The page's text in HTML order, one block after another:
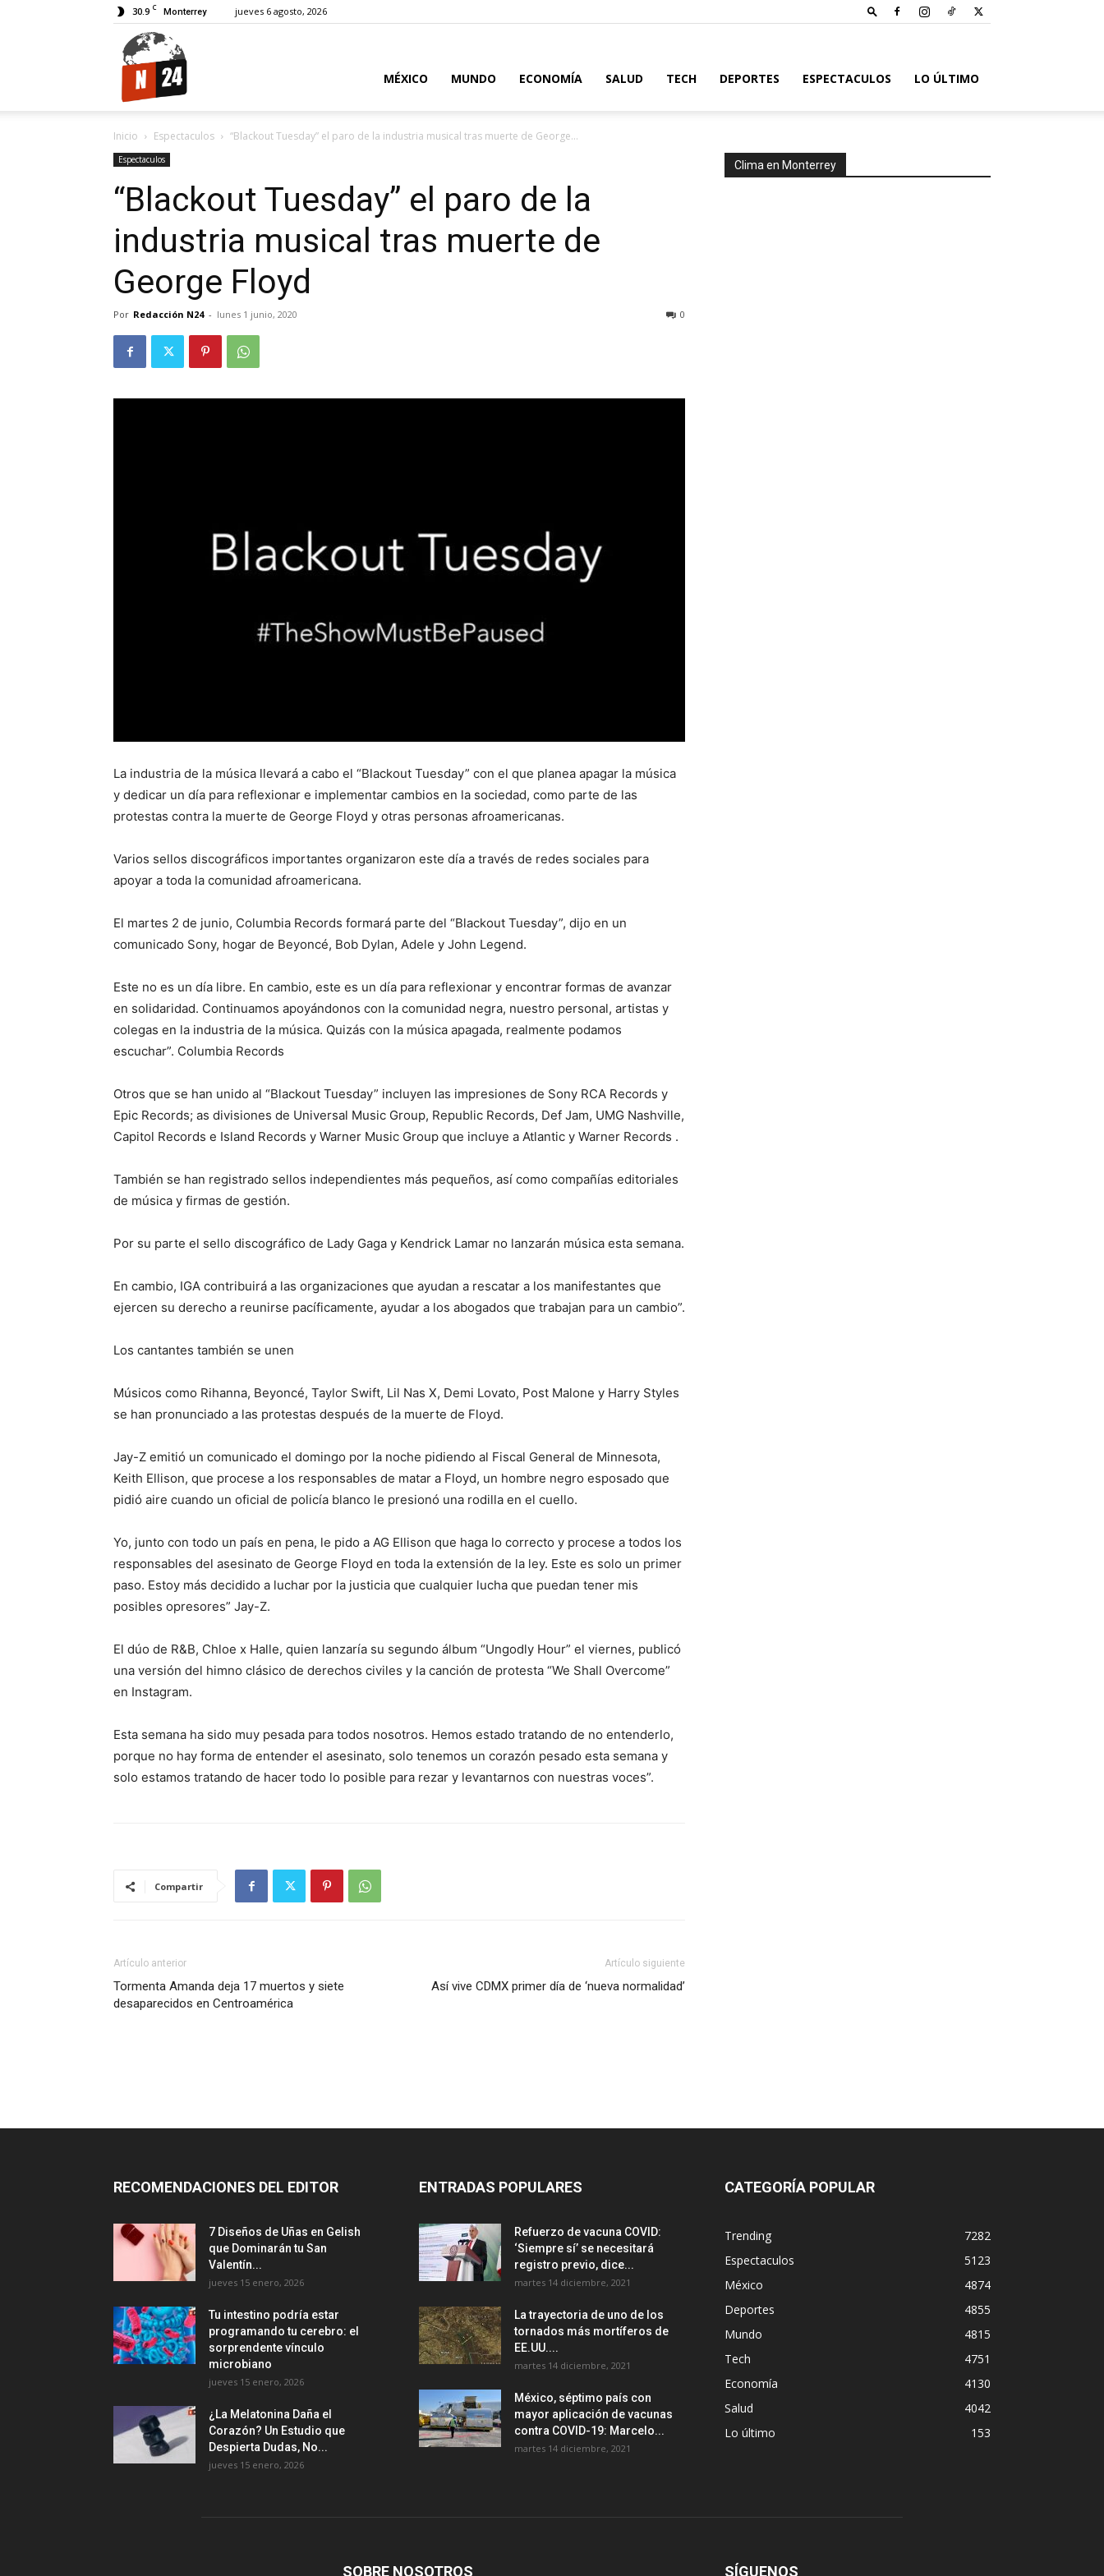
30.9 C Monterrey jueves 6 agosto, 2026
MÉXICO MUNDO ECONOMÍA SALUD TECH DEPORTES ESPECTACULOS LO ÚLTIMO
Inicio Espectaculos “Blackout Tuesday” el paro de la industria musical tras muerte de George...
Espectaculos
“Blackout Tuesday” el paro de la
industria musical tras muerte de
George Floyd
Por Redacción N24 - lunes 1 junio, 2020 0
La industria de la música llevará a cabo el “Blackout Tuesday” con el que planea apagar la música
y dedicar un día para reflexionar e implementar cambios en la sociedad, como parte de las
protestas contra la muerte de George Floyd y otras personas afroamericanas.
Varios sellos discográficos importantes organizaron este día a través de redes sociales para
apoyar a toda la comunidad afroamericana.
El martes 2 de junio, Columbia Records formará parte del “Blackout Tuesday”, dijo en un
comunicado Sony, hogar de Beyoncé, Bob Dylan, Adele y John Legend.
Este no es un día libre. En cambio, este es un día para reflexionar y encontrar formas de avanzar
en solidaridad. Continuamos apoyándonos con la comunidad negra, nuestro personal, artistas y
colegas en la industria de la música. Quizás con la música apagada, realmente podamos
escuchar”. Columbia Records
Otros que se han unido al “Blackout Tuesday” incluyen las impresiones de Sony RCA Records y
Epic Records; as divisiones de Universal Music Group, Republic Records, Def Jam, UMG Nashville,
Capitol Records e Island Records y Warner Music Group que incluye a Atlantic y Warner Records .
También se han registrado sellos independientes más pequeños, así como compañías editoriales
de música y firmas de gestión.
Por su parte el sello discográfico de Lady Gaga y Kendrick Lamar no lanzarán música esta semana.
En cambio, IGA contribuirá a las organizaciones que ayudan a rescatar a los manifestantes que
ejercen su derecho a reunirse pacíficamente, ayudar a los abogados que trabajan para un cambio”.
Los cantantes también se unen
Músicos como Rihanna, Beyoncé, Taylor Swift, Lil Nas X, Demi Lovato, Post Malone y Harry Styles
se han pronunciado a las protestas después de la muerte de Floyd.
Jay-Z emitió un comunicado el domingo por la noche pidiendo al Fiscal General de Minnesota,
Keith Ellison, que procese a los responsables de matar a Floyd, un hombre negro esposado que
pidió aire cuando un oficial de policía blanco le presionó una rodilla en el cuello.
Yo, junto con todo un país en pena, le pido a AG Ellison que haga lo correcto y procese a todos los
responsables del asesinato de George Floyd en toda la extensión de la ley. Este es solo un primer
paso. Estoy más decidido a luchar por la justicia que cualquier lucha que puedan tener mis
posibles opresores” Jay-Z.
El dúo de R&B, Chloe x Halle, quien lanzaría su segundo álbum “Ungodly Hour” el viernes, publicó
una versión del himno clásico de derechos civiles y la canción de protesta “We Shall Overcome”
en Instagram.
Esta semana ha sido muy pesada para todos nosotros. Hemos estado tratando de no entenderlo,
porque no hay forma de entender el asesinato, solo tenemos un corazón pesado esta semana y
solo estamos tratando de hacer todo lo posible para rezar y levantarnos con nuestras voces”.
Compartir
Artículo anterior
Tormenta Amanda deja 17 muertos y siete
desaparecidos en Centroamérica
Artículo siguiente
Así vive CDMX primer día de ‘nueva normalidad’
Clima en Monterrey
RECOMENDACIONES DEL EDITOR
7 Diseños de Uñas en Gelish
que Dominarán tu San
Valentín...
jueves 15 enero, 2026
Tu intestino podría estar
programando tu cerebro: el
sorprendente vínculo
microbiano
jueves 15 enero, 2026
¿La Melatonina Daña el
Corazón? Un Estudio que
Despierta Dudas, No...
jueves 15 enero, 2026
ENTRADAS POPULARES
Refuerzo de vacuna COVID:
‘Siempre sí’ se necesitará
registro previo, dice...
martes 14 diciembre, 2021
La trayectoria de uno de los
tornados más mortíferos de
EE.UU....
martes 14 diciembre, 2021
México, séptimo país con
mayor aplicación de vacunas
contra COVID-19: Marcelo...
martes 14 diciembre, 2021
CATEGORÍA POPULAR
Trending
7282
Espectaculos
5123
México
4874
Deportes
4855
Mundo
4815
Tech
4751
Economía
4130
Salud
4042
Lo último
153
SOBRE NOSOTROS SÍGUENOS